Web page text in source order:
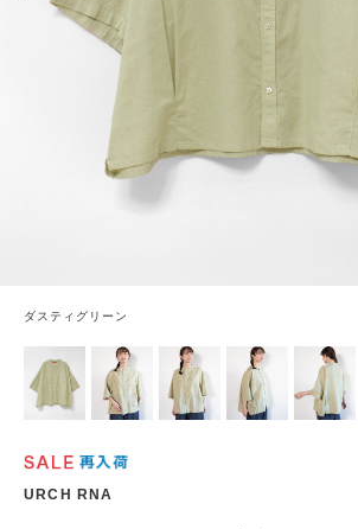
ダスティグリーン
URCH RNA